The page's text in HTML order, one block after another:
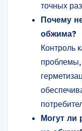
точных
Почему
обжима?
Контроль
проблемы,
Могут ли